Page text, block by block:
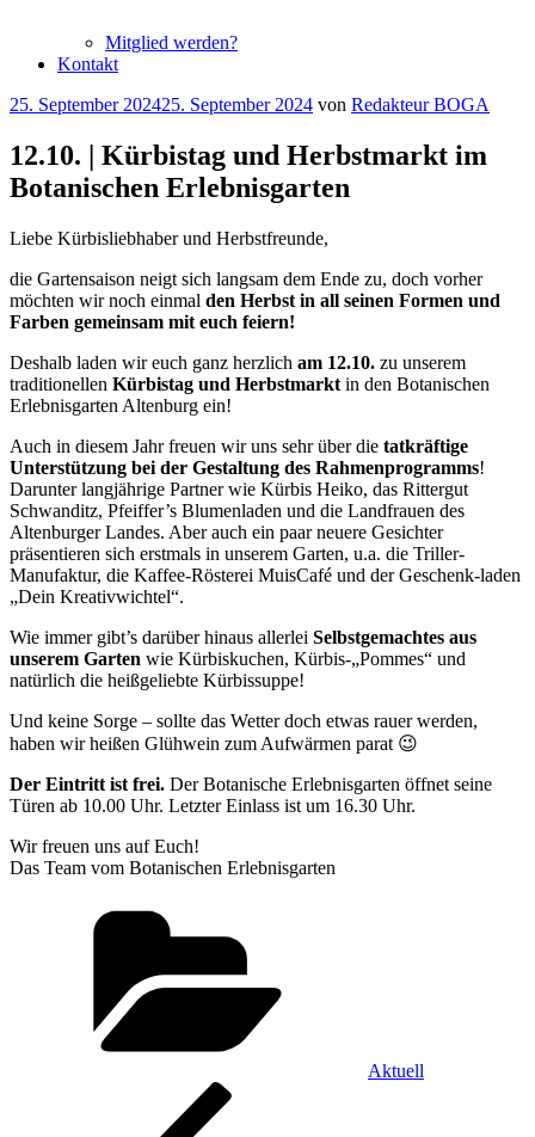
Mitglied werden?
Kontakt
Veröffentlicht
25. September 202425. September 2024 von Redakteur BOGA
12.10. | Kürbistag und Herbstmarkt im
Botanischen Erlebnisgarten
Liebe Kürbisliebhaber und Herbstfreunde,
die Gartensaison neigt sich langsam dem Ende zu, doch vorher
möchten wir noch einmal den Herbst in all seinen Formen und
Farben gemeinsam mit euch feiern!
Deshalb laden wir euch ganz herzlich am 12.10. zu unserem
traditionellen Kürbistag und Herbstmarkt in den Botanischen
Erlebnisgarten Altenburg ein!
Auch in diesem Jahr freuen wir uns sehr über die tatkräftige
Unterstützung bei der Gestaltung des Rahmenprogramms!
Darunter langjährige Partner wie Kürbis Heiko, das Rittergut
Schwanditz, Pfeiffer’s Blumenladen und die Landfrauen des
Altenburger Landes. Aber auch ein paar neuere Gesichter
präsentieren sich erstmals in unserem Garten, u.a. die Triller-
Manufaktur, die Kaffee-Rösterei MuisCafé und der Geschenk-laden
„Dein Kreativwichtel“.
Wie immer gibt’s darüber hinaus allerlei Selbstgemachtes aus
unserem Garten wie Kürbiskuchen, Kürbis-„Pommes“ und
natürlich die heißgeliebte Kürbissuppe!
Und keine Sorge – sollte das Wetter doch etwas rauer werden,
haben wir heißen Glühwein zum Aufwärmen parat 😉
Der Eintritt ist frei. Der Botanische Erlebnisgarten öffnet seine
Türen ab 10.00 Uhr. Letzter Einlass ist um 16.30 Uhr.
Wir freuen uns auf Euch!
Das Team vom Botanischen Erlebnisgarten
Aktuell
Beitragsnavigation